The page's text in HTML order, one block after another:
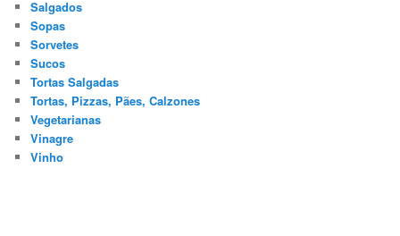
Salgados
Sopas
Sorvetes
Sucos
Tortas Salgadas
Tortas, Pizzas, Pães, Calzones
Vegetarianas
Vinagre
Vinho